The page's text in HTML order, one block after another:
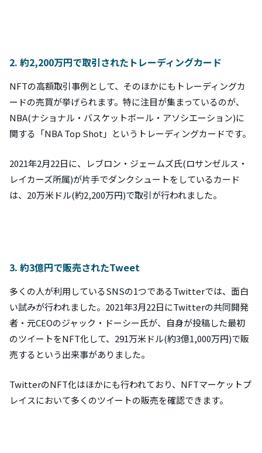
2. 約2,200万円で取引されたトレーディングカード
NFTの高額取引事例として、そのほかにもトレーディングカ
ードの売買が挙げられます。特に注目が集まっているのが、
NBA(ナショナル・バスケットボール・アソシエーション)に
関する「NBA Top Shot」というトレーディングカードです。
2021年2月22日に、レブロン・ジェームズ氏(ロサンゼルス・
レイカーズ所属)が片手でダンクシュートをしているカード
は、20万米ドル(約2,200万円)で取引が行われました。
3. 約3億円で販売されたTweet
多くの人が利用しているSNSの1つであるTwitterでは、面白
い試みが行われました。2021年3月22日にTwitterの共同開発
者・元CEOのジャック・ドーシー氏が、自身が投稿した最初
のツイートをNFT化して、291万米ドル(約3億1,000万円)で販
売するという出来事がありました。
TwitterのNFT化はほかにも行われており、NFTマーケットプ
レイスにおいて多くのツイートの販売を確認できます。